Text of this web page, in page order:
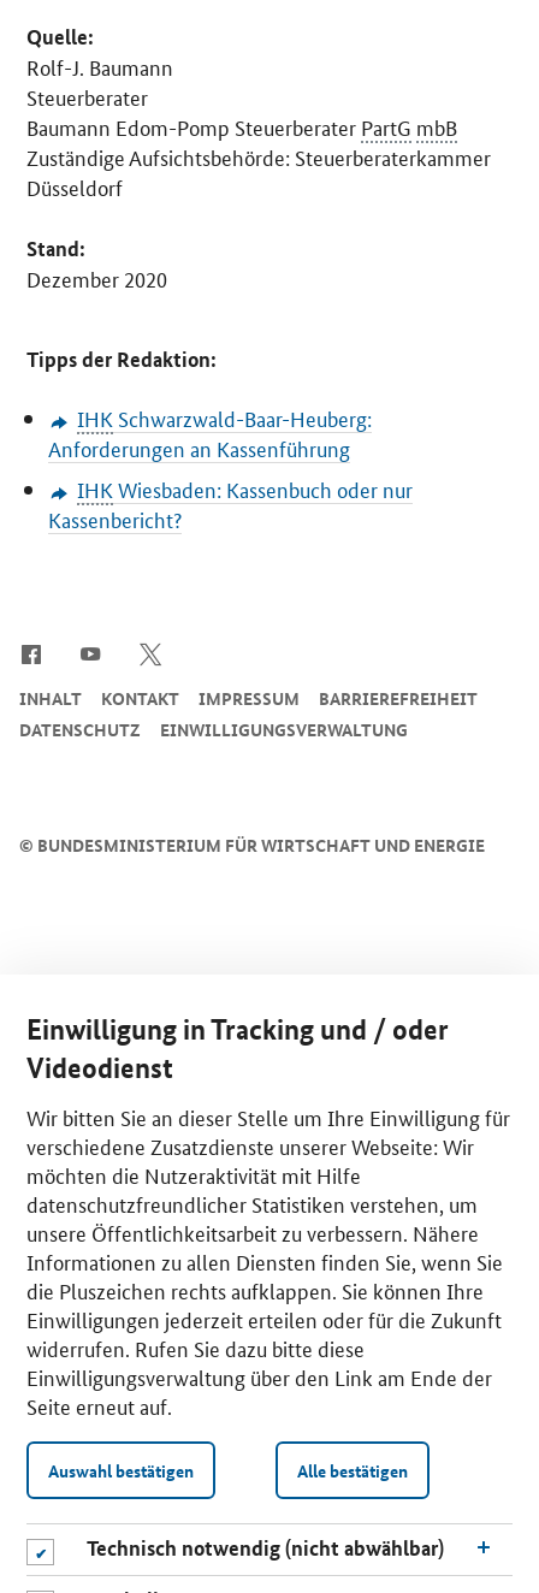
Quelle:
Rolf-J. Baumann
Steuerberater
Baumann Edom-Pomp Steuerberater PartG mbB
Zuständige Aufsichtsbehörde: Steuerberaterkammer
Düsseldorf
Stand:
Dezember 2020
Tipps der Redaktion:
IHK Schwarzwald-Baar-Heuberg:
Anforderungen an Kassenführung
IHK Wiesbaden: Kassenbuch oder nur
Kassenbericht?
© BUNDESMINISTERIUM FÜR WIRTSCHAFT UND ENERGIE
INHALT KONTAKT IMPRESSUM
BARRIEREFREIHEIT
DATENSCHUTZ
EINWILLIGUNGSVERWALTUNG
Einwilligung in Tracking und / oder
Videodienst
Wir bitten Sie an dieser Stelle um Ihre Einwilligung für
verschiedene Zusatzdienste unserer Webseite: Wir
möchten die Nutzeraktivität mit Hilfe
datenschutzfreundlicher Statistiken verstehen, um
unsere Öffentlichkeitsarbeit zu verbessern. Nähere
Informationen zu allen Diensten finden Sie, wenn Sie
die Pluszeichen rechts aufklappen. Sie können Ihre
Einwilligungen jederzeit erteilen oder für die Zukunft
widerrufen. Rufen Sie dazu bitte diese
Einwilligungsverwaltung über den Link am Ende der
Seite erneut auf.
Auswahl bestätigen Alle bestätigen
Technisch notwendig (nicht abwählbar)